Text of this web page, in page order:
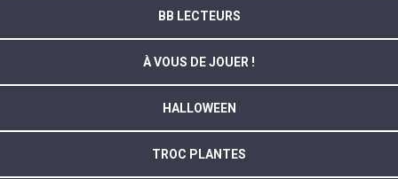
BB LECTEURS
À VOUS DE JOUER !
HALLOWEEN
TROC PLANTES